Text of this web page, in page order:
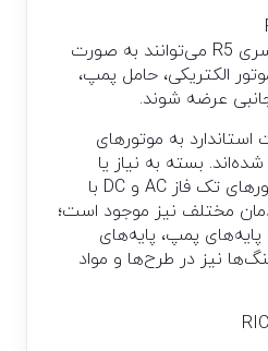
تمام پمپ‌های دنده‌ای سری R5 می‌توانند به صورت
الکتریکی، حامل پمپ،
عرضه شوند.
به موتورهای
بسته به نیاز یا
مشخصات مشتری، موتورهای تک فاز AC و DC با
مختلف نیز موجود است؛
پایه‌های پمپ، پایه‌های
نیز در طرح‌ها و مواد